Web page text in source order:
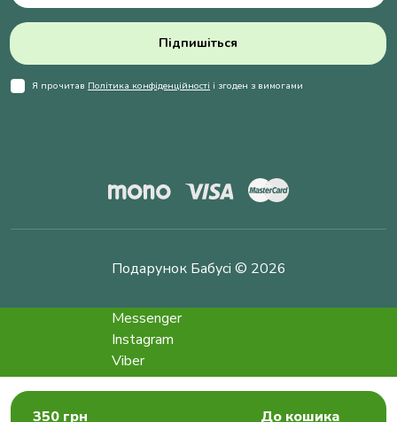
350 грн До кошика
Підпишіться
Я прочитав Політика конфіденційності і згоден з вимогами
Подарунок Бабусі © 2026
Messenger
Instagram
Viber
Telegram